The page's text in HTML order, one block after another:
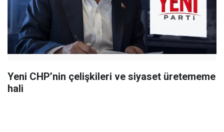
Yeni CHP’nin çelişkileri ve siyaset üretememe
hali